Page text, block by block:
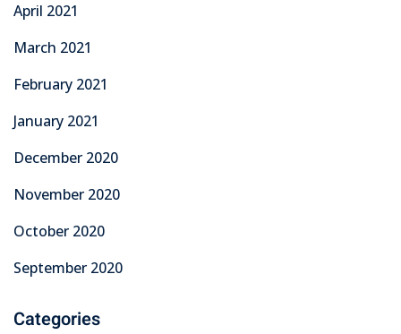
April 2021
March 2021
February 2021
January 2021
December 2020
November 2020
October 2020
September 2020
Categories